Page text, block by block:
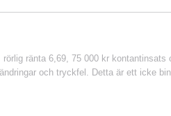
ränta 6,69, 75 000 kr kontantinsats
och tryckfel. Detta är ett icke